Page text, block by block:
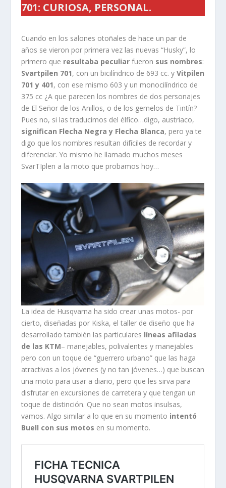
701: CURIOSA, PERSONAL.
Cuando en los salones otoñales de hace un par de
años se vieron por primera vez las nuevas “Husky”, lo
primero que resultaba peculiar fueron sus nombres:
Svartpilen 701, con un bicilíndrico de 693 cc. yVitpilen
701 y 401, con ese mismo 603 y un monocilíndrico de
375 cc ¿A que parecen los nombres de dos personajes
de El Señor de los Anillos, o de los gemelos de Tintín?
Pues no, si las traducimos del élfico…digo, austriaco,
significan Flecha Negra y Flecha Blanca, pero ya te
digo que los nombres resultan difíciles de recordar y
diferenciar. Yo mismo he llamado muchos meses
SvarTIplen a la moto que probamos hoy…
La idea de Husqvarna ha sido crear unas motos- por
cierto, diseñadas por Kiska, el taller de diseño que ha
desarrollado también las particulares líneas afiladas
de las KTM– manejables, polivalentes y manejables
pero con un toque de “guerrero urbano” que las haga
atractivas a los jóvenes (y no tan jóvenes…) que buscan
una moto para usar a diario, pero que les sirva para
disfrutar en excursiones de carretera y que tengan un
toque de distinción. Que no sean motos insulsas,
vamos. Algo similar a lo que en su momento intentó
Buell con sus motos en su momento.